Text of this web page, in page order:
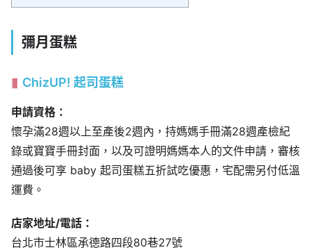
彌月蛋糕
ChizUP! 起司蛋糕
申請資格：
懷孕滿28週以上至產後2週內，持媽媽手冊滿28週產檢紀
錄或寶寶手冊封面，以及可證明媽媽本人的文件申請，審核
通過後可享 baby 起司蛋糕五折試吃優惠，宅配需另付低溫
運費。
店家地址/電話：
台北市士林區承德路四段80巷27號